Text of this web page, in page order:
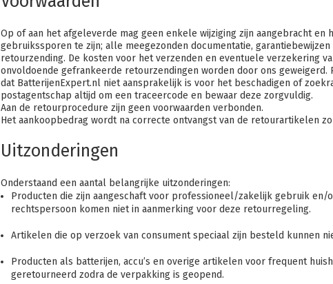
Op of aan het afgeleverde mag geen enkele wijziging zijn aangebracht
gebruikssporen te zijn; alle meegezonden documentatie,
retourzending. De kosten voor het verzenden en eventuele verzekering
onvoldoende gefrankeerde retourzendingen worden door ons geweigerd.
dat BatterijenExpert.nl niet aansprakelijk is voor het beschadigen of
postagentschap altijd om een traceercode en bewaar deze zorgvuldig.
Aan de retourprocedure zijn geen voorwaarden verbonden.
Het aankoopbedrag wordt na correcte ontvangst van de retourartikelen
Uitzonderingen
Onderstaand een aantal belangrijke uitzonderingen:
Producten die zijn aangeschaft voor professioneel/zakelijk gebruik
rechtspersoon komen niet in aanmerking voor deze retourregeling.
Artikelen die op verzoek van consument speciaal zijn besteld kunnen
Producten als batterijen, accu’s en overige artikelen voor frequent
geretourneerd zodra de verpakking is geopend.